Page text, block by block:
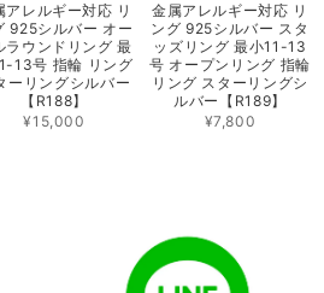
アレルギー対応 リ
925シルバー オー
ラウンドリング 最
13号 指輪 リング
ーリングシルバー
【R188】
¥15,000
金属アレルギー対応 リ
ング 925シルバー スタ
ッズリング 最小11-13
号 オープンリング 指輪
リング スターリングシ
ルバー【R189】
¥7,800